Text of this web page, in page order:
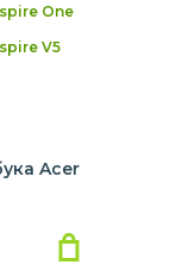
One
V5
Acer